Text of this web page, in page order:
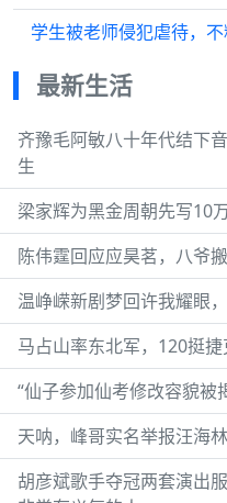
学生被老师侵犯虐待，
最新生活
齐豫毛阿敏八十年代结下
生
梁家辉为黑金周朝先写10
陈伟霆回应应昊茗，八爷
温峥嵘新剧梦回许我耀眼
马占山率东北军，120挺
“仙子参加仙考修改容貌被
天呐，峰哥实名举报汪海
胡彦斌歌手夺冠两套演出